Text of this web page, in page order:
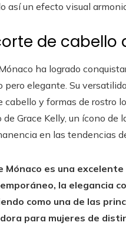
así un efecto visual
de
ha logrado
pero elegante. Su
cabello y formas de rostro
de Grace Kelly, un ícono de
en las tendencias
Mónaco es una
la elegancia
como una de las
para mujeres de